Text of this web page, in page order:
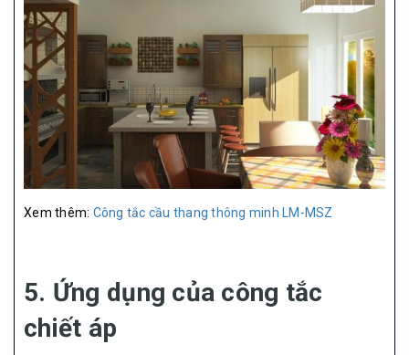
Xem thêm: Công tắc cầu thang thông minh LM-MSZ
5. Ứng dụng của công tắc
chiết áp